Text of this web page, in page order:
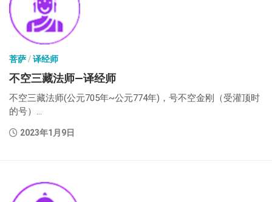
菩萨/译经师
不空三藏法师—译经师
不空三藏法师(公元705年~公元774年)，号不空金刚（受灌顶时
的号）...
2023年1月9日